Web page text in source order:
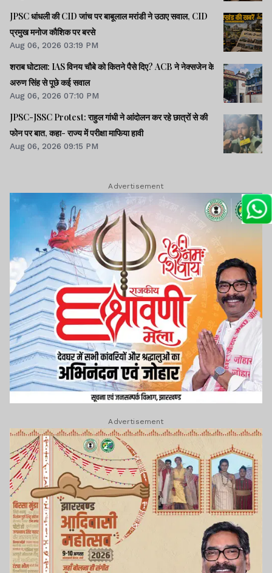
JPSC धांधली की CID जांच पर बाबूलाल मरांडी ने उठाए सवाल, CID
प्रमुख मनोज कौशिक पर बरसे
Aug 06, 2026 03:19 PM
शराब घोटाला: IAS विनय चौबे को कितने पैसे दिए? ACB ने नेक्सजेन के
अरुण सिंह से पूछे कई सवाल
Aug 06, 2026 07:10 PM
JPSC-JSSC Protest: राहुल गांधी ने आंदोलन कर रहे छात्रों से की
फोन पर बात, कहा- राज्य में परीक्षा माफिया हावी
Aug 06, 2026 09:15 PM
Advertisement
Advertisement